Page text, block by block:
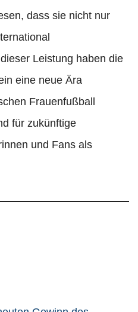
dass sie nicht nur
Leistung haben die
eine neue Ära
Frauenfußball
für zukünftige
und Fans als